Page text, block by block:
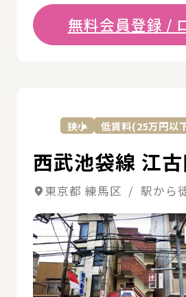
無料会員登録 /
狭小 低賃料(25万円以
西武池袋線 江
東京都 練馬区 / 駅から